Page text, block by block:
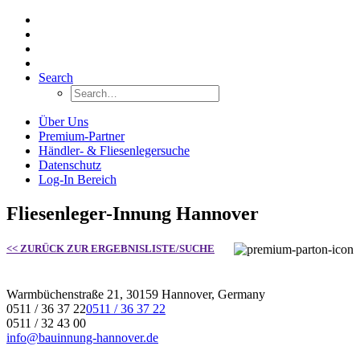
Search
Über Uns
Premium-Partner
Händler- & Fliesenlegersuche
Datenschutz
Log-In Bereich
Fliesenleger-Innung Hannover
<< ZURÜCK ZUR ERGEBNISLISTE/SUCHE
Warmbüchenstraße 21, 30159 Hannover, Germany
0511 / 36 37 220511 / 36 37 22
0511 / 32 43 00
info@bauinnung-hannover.de